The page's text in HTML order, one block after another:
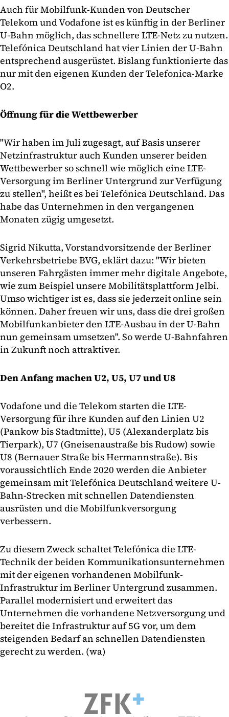
Auch für Mobilfunk-Kunden von Deutscher
Telekom und Vodafone ist es künftig in der Berliner
U-Bahn möglich, das schnellere LTE-Netz zu nutzen.
Telefónica Deutschland hat vier Linien der U-Bahn
entsprechend ausgerüstet. Bislang funktionierte das
nur mit den eigenen Kunden der Telefonica-Marke
O2.
Öffnung für die Wettbewerber
"Wir haben im Juli zugesagt, auf Basis unserer
Netzinfrastruktur auch Kunden unserer beiden
Wettbewerber so schnell wie möglich eine LTE-
Versorgung im Berliner Untergrund zur Verfügung
zu stellen", heißt es bei Telefónica Deutschland. Das
habe das Unternehmen in den vergangenen
Monaten zügig umgesetzt.
Sigrid Nikutta, Vorstandvorsitzende der Berliner
Verkehrsbetriebe BVG, eklärt dazu: "Wir bieten
unseren Fahrgästen immer mehr digitale Angebote,
wie zum Beispiel unsere Mobilitätsplattform Jelbi.
Umso wichtiger ist es, dass sie jederzeit online sein
können. Daher freuen wir uns, dass die drei großen
Mobilfunkanbieter den LTE-Ausbau in der U-Bahn
nun gemeinsam umsetzen". So werde U-Bahnfahren
in Zukunft noch attraktiver.
Den Anfang machen U2, U5, U7 und U8
Vodafone und die Telekom starten die LTE-
Versorgung für ihre Kunden auf den Linien U2
(Pankow bis Stadtmitte), U5 (Alexanderplatz bis
Tierpark), U7 (Gneisenaustraße bis Rudow) sowie
U8 (Bernauer Straße bis Hermannstraße). Bis
voraussichtlich Ende 2020 werden die Anbieter
gemeinsam mit Telefónica Deutschland weitere U-
Bahn-Strecken mit schnellen Datendiensten
ausrüsten und die Mobilfunkversorgung
verbessern.
Zu diesem Zweck schaltet Telefónica die LTE-
Technik der beiden Kommunikationsunternehmen
mit der eigenen vorhandenen Mobilfunk-
Infrastruktur im Berliner Untergrund zusammen.
Parallel modernisiert und erweitert das
Unternehmen die vorhandene Netzversorgung und
bereitet die Infrastruktur auf 5G vor, um dem
steigenden Bedarf an schnellen Datendiensten
gerecht zu werden. (wa)